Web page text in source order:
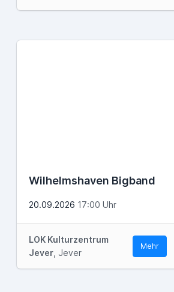
Wilhelmshaven Bigband
20.09.2026 17:00 Uhr
LOK Kulturzentrum
Jever , Jever
Mehr